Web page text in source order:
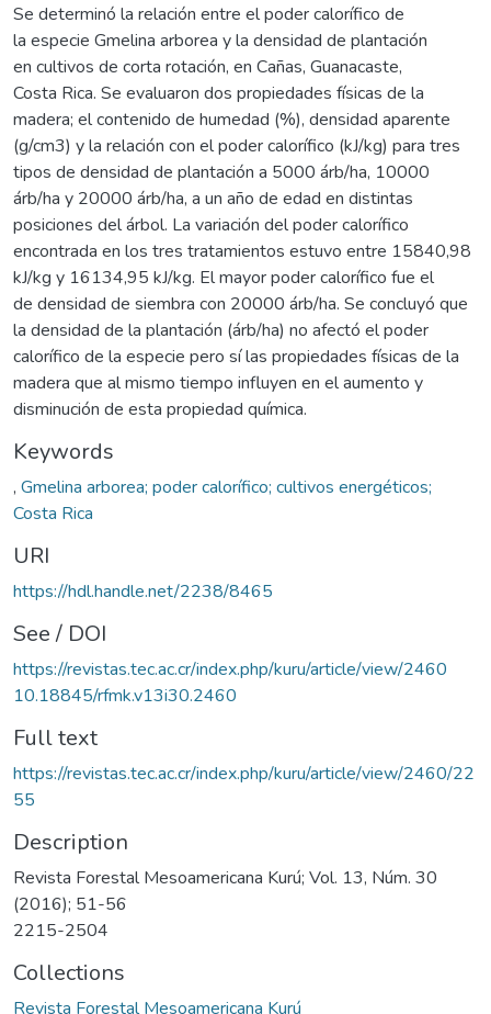
Se determinó la relación entre el poder calorífico de
la especie Gmelina arborea y la densidad de plantación
en cultivos de corta rotación, en Cañas, Guanacaste,
Costa Rica. Se evaluaron dos propiedades físicas de la
madera; el contenido de humedad (%), densidad aparente
(g/cm3) y la relación con el poder calorífico (kJ/kg) para tres
tipos de densidad de plantación a 5000 árb/ha, 10000
árb/ha y 20000 árb/ha, a un año de edad en distintas
posiciones del árbol. La variación del poder calorífico
encontrada en los tres tratamientos estuvo entre 15840,98
kJ/kg y 16134,95 kJ/kg. El mayor poder calorífico fue el
de densidad de siembra con 20000 árb/ha. Se concluyó que
la densidad de la plantación (árb/ha) no afectó el poder
calorífico de la especie pero sí las propiedades físicas de la
madera que al mismo tiempo influyen en el aumento y
disminución de esta propiedad química.
Keywords
, Gmelina arborea; poder calorífico; cultivos energéticos;
Costa Rica
URI
https://hdl.handle.net/2238/8465
See / DOI
https://revistas.tec.ac.cr/index.php/kuru/article/view/2460
10.18845/rfmk.v13i30.2460
Full text
https://revistas.tec.ac.cr/index.php/kuru/article/view/2460/22
55
Description
Revista Forestal Mesoamericana Kurú; Vol. 13, Núm. 30
(2016); 51-56
2215-2504
Collections
Revista Forestal Mesoamericana Kurú